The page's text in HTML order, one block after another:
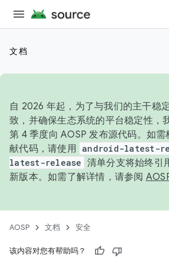
文档
自 2026 年起，为了与我们的主干稳
致，并确保生态系统的平台稳定性，
第 4 季度向 AOSP 发布源代码。如
献代码，请使用 android-latest-
latest-release 清单分支将始终引
新版本。如需了解详情，请参阅
AOSP 文档 安全
该内容对您有帮助吗？